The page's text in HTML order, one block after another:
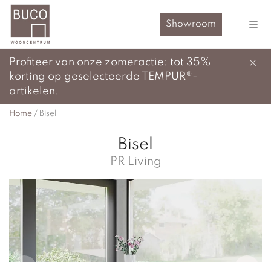
Showroom
Profiteer van onze zomeractie: tot 35%
korting op geselecteerde TEMPUR®-
artikelen.
Home / Bisel
Bisel
PR Living